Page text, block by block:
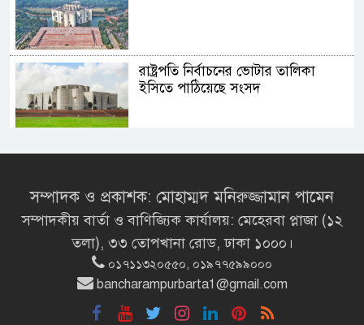
রাষ্ট্রপতি নির্বাচনের ভোটার তালিকা
ইসিতে পাঠিয়েছে সংসদ
রাষ্ট্রচিন্তার ধারাবাহিকতা
বাংলাদেশ
শিক্ষার্থীদের সাথে উৎসবমুখর পরিবেশে
ব্রাক্ষণবাড়িয়ায় বইপড়া কর্মসূচীর
শুভসূচনা
মালয়েশিয়ায় মারামারি করে তিন
সম্পাদক ও প্রকাশক: মোহাম্মদ মনিরুজ্জামান পামেন
সম্পাদকীয় বার্তা ও বাণিজ্যিক কার্যালয়: মেহেরবা প্লাজা (১২
তলা), ৩৩ তোপখানা রোড, ঢাকা ১০০০।
০১৭১১৩২০৫৫০, ০১৯৭৭৫৯৯০০০
bancharampurbarta1@gmail.com